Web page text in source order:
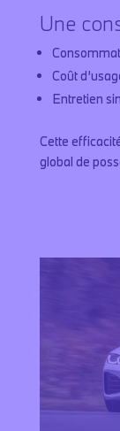
Une
Coût
Entretien
Cette
global de